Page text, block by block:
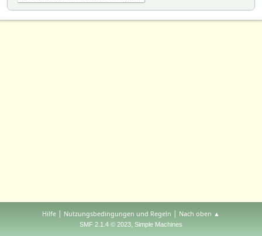
Hilfe | Nutzungsbedingungen und Regeln | Nach oben ▲
SMF 2.1.4 © 2023, Simple Machines